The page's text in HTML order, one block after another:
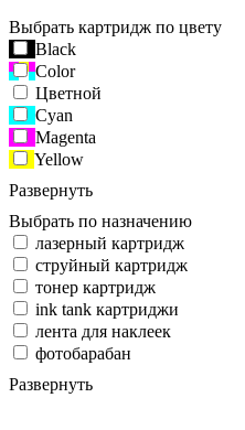
Выбрать картридж по цвету
Black
Color
Цветной
Cyan
Magenta
Yellow
Развернуть
Выбрать по назначению
лазерный картридж
струйный картридж
тонер картридж
ink tank картриджи
лента для наклеек
фотобарабан
Развернуть